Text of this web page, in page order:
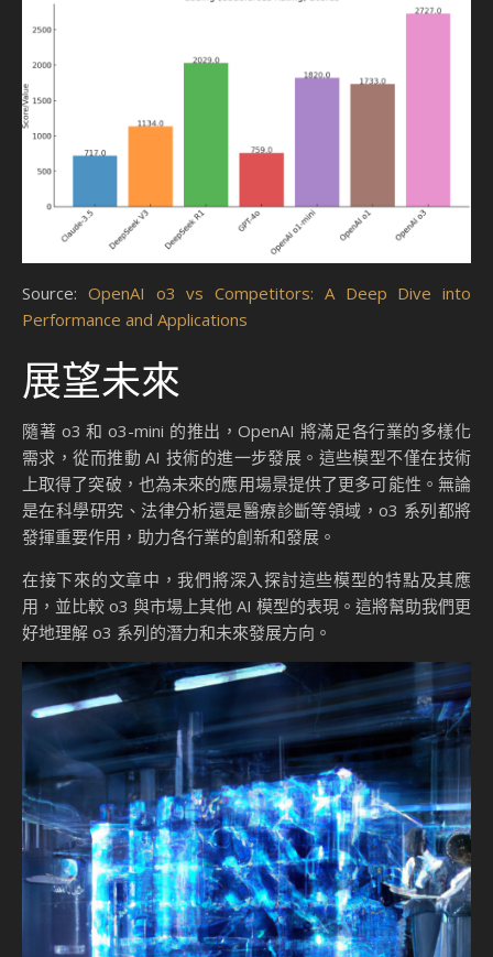
Source: OpenAI o3 vs Competitors: A Deep Dive into
Performance and Applications
展望未來
隨著 o3 和 o3-mini 的推出，OpenAI 將滿足各行業的多樣化
需求，從而推動 AI 技術的進一步發展。這些模型不僅在技術
上取得了突破，也為未來的應用場景提供了更多可能性。無論
是在科學研究、法律分析還是醫療診斷等領域，o3 系列都將
發揮重要作用，助力各行業的創新和發展。
在接下來的文章中，我們將深入探討這些模型的特點及其應
用，並比較 o3 與市場上其他 AI 模型的表現。這將幫助我們更
好地理解 o3 系列的潛力和未來發展方向。